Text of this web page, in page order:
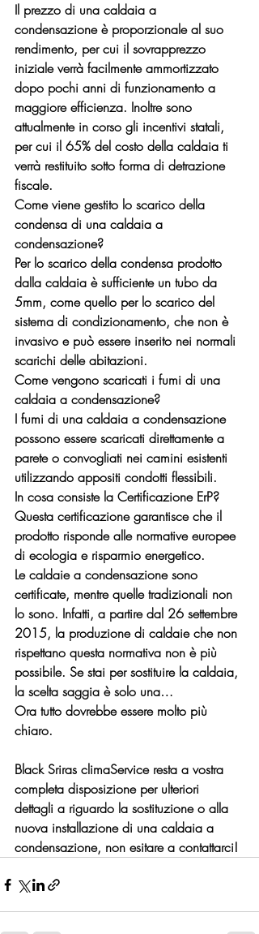
Il prezzo di una caldaia a
condensazione è proporzionale al suo
rendimento, per cui il sovrapprezzo
iniziale verrà facilmente ammortizzato
dopo pochi anni di funzionamento a
maggiore efficienza. Inoltre sono
attualmente in corso gli incentivi statali,
per cui il 65% del costo della caldaia ti
verrà restituito sotto forma di detrazione
fiscale.
Come viene gestito lo scarico della
condensa di una caldaia a
condensazione?
Per lo scarico della condensa prodotto
dalla caldaia è sufficiente un tubo da
5mm, come quello per lo scarico del
sistema di condizionamento, che non è
invasivo e può essere inserito nei normali
scarichi delle abitazioni.
Come vengono scaricati i fumi di una
caldaia a condensazione?
I fumi di una caldaia a condensazione
possono essere scaricati direttamente a
parete o convogliati nei camini esistenti
utilizzando appositi condotti flessibili.
In cosa consiste la Certificazione ErP?
Questa certificazione garantisce che il
prodotto risponde alle normative europee
di ecologia e risparmio energetico.
Le caldaie a condensazione sono
certificate, mentre quelle tradizionali non
lo sono. Infatti, a partire dal 26 settembre
2015, la produzione di caldaie che non
rispettano questa normativa non è più
possibile. Se stai per sostituire la caldaia,
la scelta saggia è solo una…
Ora tutto dovrebbe essere molto più
chiaro.
Black Sriras climaService resta a vostra
completa disposizione per ulteriori
dettagli a riguardo la sostituzione o alla
nuova installazione di una caldaia a
condensazione, non esitare a contattarci!